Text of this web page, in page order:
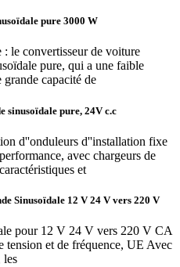
pure 3000 W
le convertisseur de voiture
pure, qui a une faible
capacité de
sinusoïdale pure, 24V c.c
d''onduleurs d''installation fixe
avec chargeurs de
et
Sinusoïdale 12 V 24 V vers 220 V
pour 12 V 24 V vers 220 V CA
tension et de fréquence, UE Avec
les